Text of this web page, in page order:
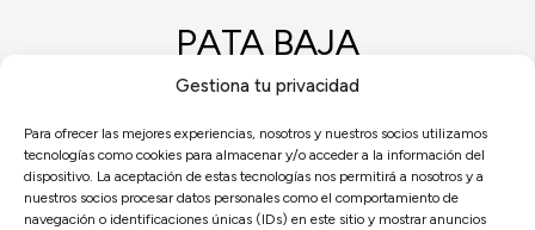
Gestiona tu privacidad
Para ofrecer las mejores experiencias, nosotros y nuestros socios utilizamos
tecnologías como cookies para almacenar y/o acceder a la información del
dispositivo. La aceptación de estas tecnologías nos permitirá a nosotros y a
nuestros socios procesar datos personales como el comportamiento de
navegación o identificaciones únicas (IDs) en este sitio y mostrar anuncios
PATA BAJA
Sus patas bajas otorgan un toque elegante al sofá y un
modificar tanto el color o el tipo de pata.